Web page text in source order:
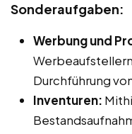
Sonderaufgaben:
Werbung und
Durchführung
Inventuren: